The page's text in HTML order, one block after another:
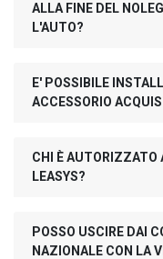
ALLA FINE DEL
L'AUTO?
E' POSSIBILE
ACCESSORIO
CHI È AUTORIZZATO
LEASYS?
POSSO USCIRE DAI
NAZIONALE CON LA